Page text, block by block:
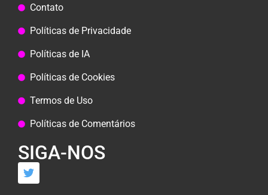
Contato
Políticas de Privacidade
Políticas de IA
Políticas de Cookies
Termos de Uso
Políticas de Comentários
SIGA-NOS